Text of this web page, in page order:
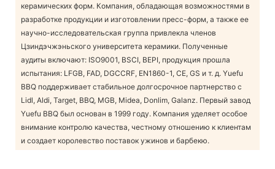
керамических форм. Компания, обладающая возможностями в
разработке продукции и изготовлении пресс-форм, а также ее
научно-исследовательская группа привлекла членов
Цзиндэчжэньского университета керамики. Полученные
аудиты включают: ISO9001, BSCI, BEPI, продукция прошла
испытания: LFGB, FAD, DGCCRF, EN1860-1, CE, GS и т. д. Yuefu
BBQ поддерживает стабильное долгосрочное партнерство с
Lidl, Aldi, Target, BBQ, MGB, Midea, Donlim, Galanz. Первый завод
Yuefu BBQ был основан в 1999 году. Компания уделяет особое
внимание контролю качества, честному отношению к клиентам
и создает королевство поставок ужинов и барбекю.